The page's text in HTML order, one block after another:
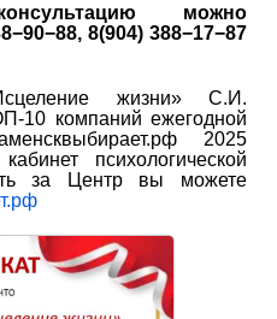
можно
8(904) 388−17−87
жизни» С.И.
10 компаний ежегодной
2025
психологической
за Центр вы можете